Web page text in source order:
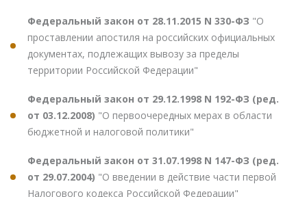
Федеральный закон от 28.11.2015 N 330-ФЗ "О
проставлении апостиля на российских официальных
документах, подлежащих вывозу за пределы
территории Российской Федерации"
Федеральный закон от 29.12.1998 N 192-ФЗ (ред.
от 03.12.2008) "О первоочередных мерах в области
бюджетной и налоговой политики"
Федеральный закон от 31.07.1998 N 147-ФЗ (ред.
от 29.07.2004) "О введении в действие части первой
Налогового кодекса Российской Федерации"